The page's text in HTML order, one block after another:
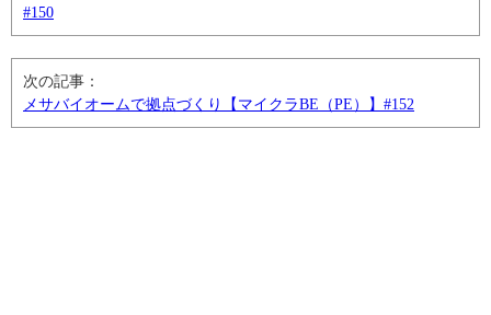
#150
次の記事：
メサバイオームで拠点づくり【マイクラBE（PE）】#152